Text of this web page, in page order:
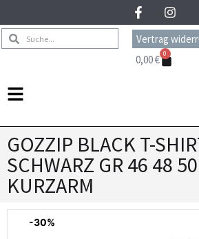
Vertrag
0,00€ 0
GOZZIP BLACK T-
SCHWARZ GR 46 48
KURZARM
-30%